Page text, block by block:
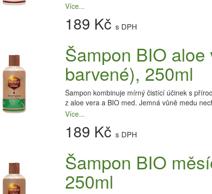
Více...
189 Kč s DPH
Šampon BIO
barvené), 250ml
Šampon kombinuje mírný čistící účinek s
z aloe vera a BIO med. Jemná vůně medu
Více...
189 Kč s DPH
Šampon BIO
250ml